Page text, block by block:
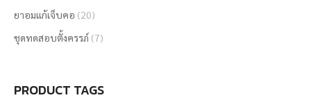
ยาอมแก้เจ็บคอ (20)
ชุดทดสอบตั้งครรภ์ (7)
PRODUCT TAGS